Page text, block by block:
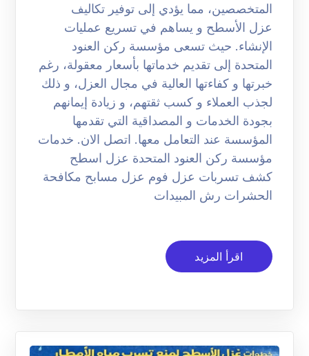
المتخصصين، مما يؤدي إلى توفير تكاليف
عزل الأسطح و يساهم في تسريع عمليات
الإنشاء. حيث تسعى مؤسسة ركن العنود
المتحدة إلى تقديم خدماتها بأسعار معقولة، رغم
خبرتها و كفاءتها العالية في مجال العزل، و ذلك
لجذب العملاء و كسب ثقتهم، و زيادة إيمانهم
بجودة الخدمات و المصداقية التي تقدمها
المؤسسة عند التعامل معها. اتصل الان. خدمات
مؤسسة ركن العنود المتحدة عزل اسطح
كشف تسربات عزل فوم عزل مسابح مكافحة
الحشرات رش المبيدات
اقرأ المزيد